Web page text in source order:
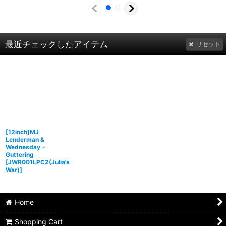
最近チェックしたアイテム リセット
[12inch]MJ
Lenderman &
Wednesday –
Guttering
[JWR001LPC2(Julia's
War)]
Home
Shopping Cart